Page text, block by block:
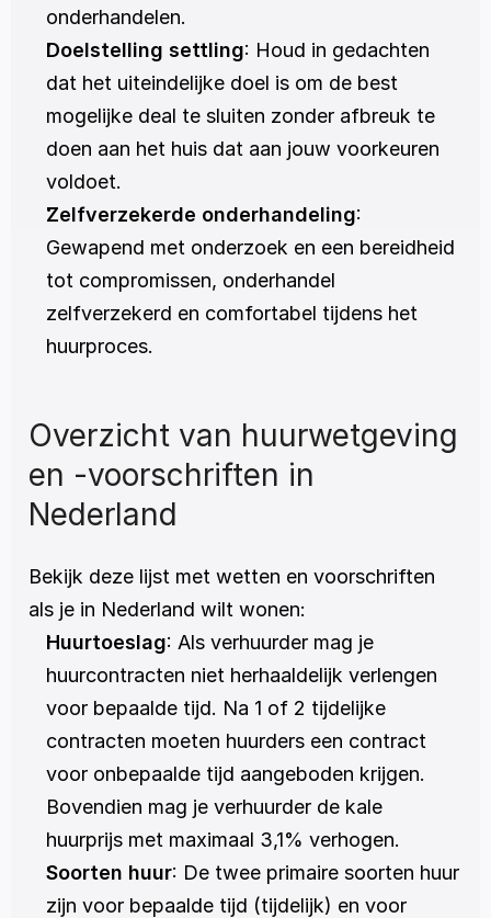
onderhandelen.
Doelstelling settling: Houd in gedachten
dat het uiteindelijke doel is om de best
mogelijke deal te sluiten zonder afbreuk te
doen aan het huis dat aan jouw voorkeuren
voldoet.
Zelfverzekerde onderhandeling:
Gewapend met onderzoek en een bereidheid
tot compromissen, onderhandel
zelfverzekerd en comfortabel tijdens het
huurproces.
Overzicht van huurwetgeving
en -voorschriften in
Nederland
Bekijk deze lijst met wetten en voorschriften
als je in Nederland wilt wonen:
Huurtoeslag: Als verhuurder mag je
huurcontracten niet herhaaldelijk verlengen
voor bepaalde tijd. Na 1 of 2 tijdelijke
contracten moeten huurders een contract
voor onbepaalde tijd aangeboden krijgen.
Bovendien mag je verhuurder de kale
huurprijs met maximaal 3,1% verhogen.
Soorten huur: De twee primaire soorten huur
zijn voor bepaalde tijd (tijdelijk) en voor